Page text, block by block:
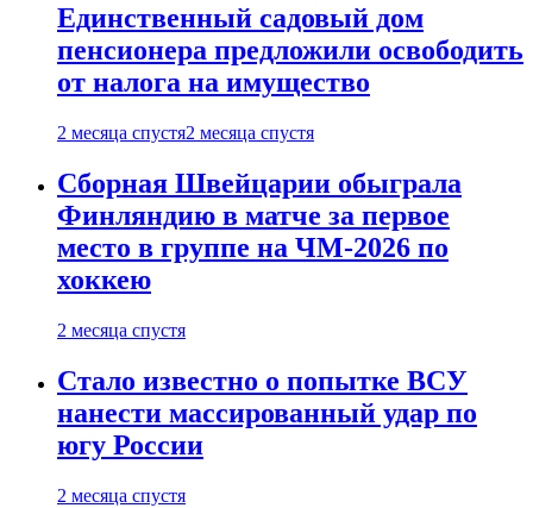
Единственный садовый дом
пенсионера предложили освободить
от налога на имущество
2 месяца спустя2 месяца спустя
Сборная Швейцарии обыграла
Финляндию в матче за первое
место в группе на ЧМ-2026 по
хоккею
2 месяца спустя
Стало известно о попытке ВСУ
нанести массированный удар по
югу России
2 месяца спустя